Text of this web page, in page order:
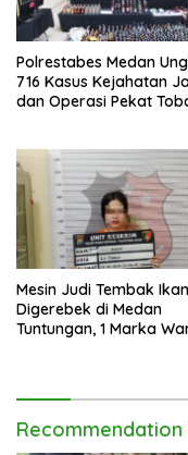
Polrestabes Medan
716 Kasus Kejahatan
dan Operasi Pekat
Mesin Judi Tembak Ikan
Digerebek di Medan
Tuntungan, 1 Marka
Recommendation